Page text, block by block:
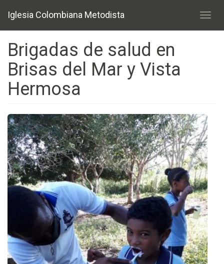
Iglesia Colombiana Metodista
Brigadas de salud en
Brisas del Mar y Vista
Hermosa